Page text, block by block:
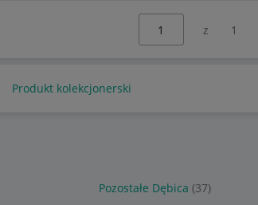
z 1
Produkt kolekcjonerski
Pozostałe Dębica (37)